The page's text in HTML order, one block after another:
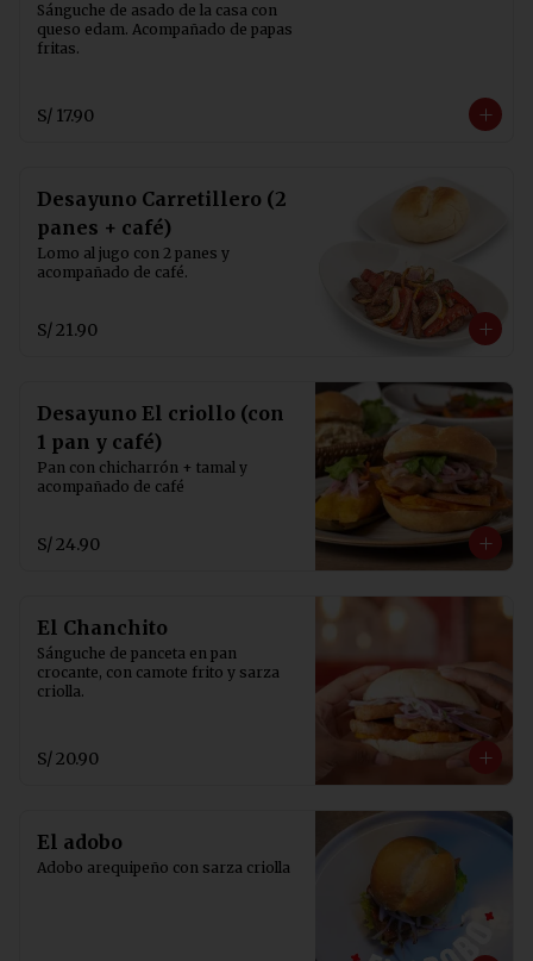
Sánguche de asado de la casa con
queso edam. Acompañado de papas
fritas.
S/ 17.90
Desayuno Carretillero (2
panes + café)
Lomo al jugo con 2 panes y
acompañado de café.
S/ 21.90
Desayuno El criollo (con
1 pan y café)
Pan con chicharrón + tamal y
acompañado de café
S/ 24.90
El Chanchito
Sánguche de panceta en pan
crocante, con camote frito y sarza
criolla.
S/ 20.90
El adobo
Adobo arequipeño con sarza criolla